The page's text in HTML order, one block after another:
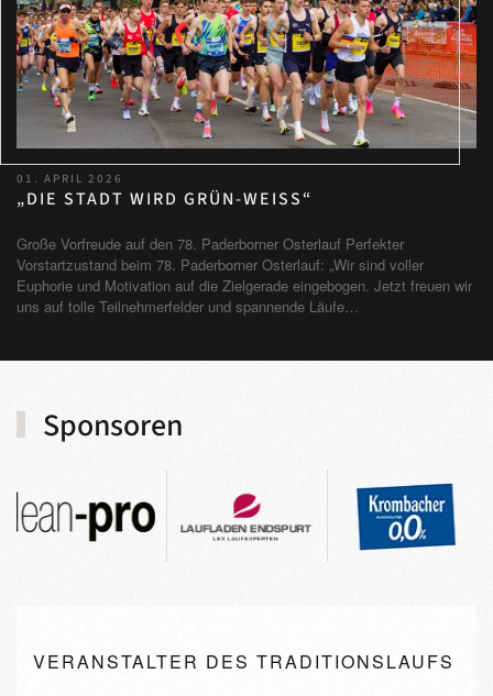
01. APRIL 2026
„DIE STADT WIRD GRÜN-WEISS“
Große Vorfreude auf den 78. Paderborner Osterlauf Perfekter
Vorstartzustand beim 78. Paderborner Osterlauf: „Wir sind voller
Euphorie und Motivation auf die Zielgerade eingebogen. Jetzt freuen wir
uns auf tolle Teilnehmerfelder und spannende Läufe…
Sponsoren
VERANSTALTER DES TRADITIONSLAUFS